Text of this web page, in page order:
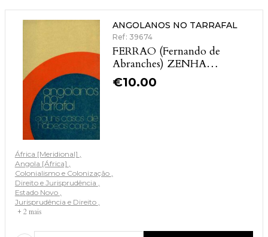
ANGOLANOS NO TARRAFAL
Ref: 39674
FERRAO (Fernando de
Abranches) ZENHA
(Francisco Salgado)
BAPTISTA (Levy) CARLOS
€10.00
África [Meridional]
Angola [África]
Colonialismo e Colonização
Direito e Jurisprudência
Estado Novo
Jurisprudência e Direito
+ 2 mais